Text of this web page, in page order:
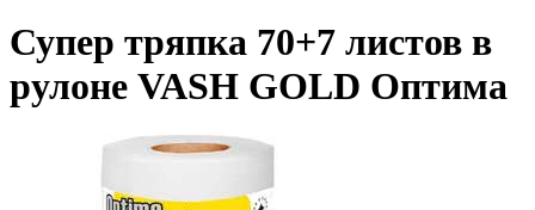
Супер тряпка 70+7 листов в
рулоне VASH GOLD Оптима